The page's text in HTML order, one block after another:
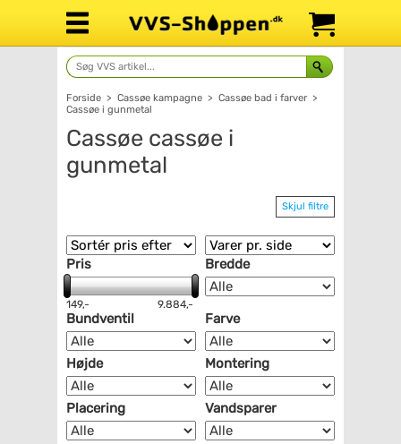
Forside > Cassøe kampagne > Cassøe bad i farver >
Cassøe i gunmetal
Cassøe cassøe i
gunmetal
Skjul filtre
Pris
149,- 9.884,-
Bredde
Bundventil Farve
Højde Montering
Placering Vandsparer